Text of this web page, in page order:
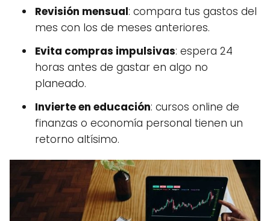
Revisión mensual: compara tus gastos del
mes con los de meses anteriores.
Evita compras impulsivas: espera 24
horas antes de gastar en algo no
planeado.
Invierte en educación: cursos online de
finanzas o economía personal tienen un
retorno altísimo.